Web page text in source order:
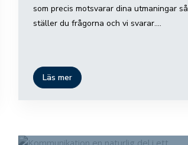
som precis motsvarar dina utmaningar så
ställer du frågorna och vi svarar....
Läs mer